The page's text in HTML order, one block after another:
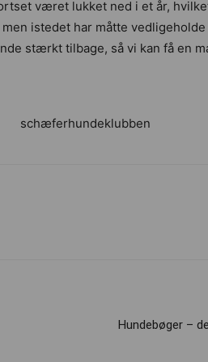
været lukket ned i et år,
istedet har måtte
stærkt tilbage, så vi kan få en
Hundebøger –